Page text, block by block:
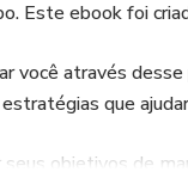
Este ebook foi
você através
que
seus objetivos de